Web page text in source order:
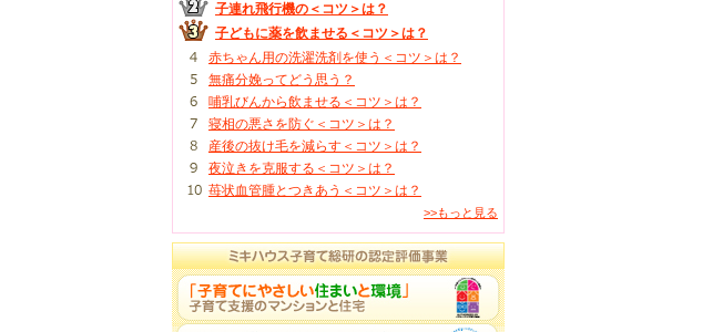
子連れ飛行機の＜コツ＞は？
子どもに薬を飲ませる＜コツ＞は？
赤ちゃん用の洗濯洗剤を使う＜コツ＞は？
無痛分娩ってどう思う？
哺乳びんから飲ませる＜コツ＞は？
寝相の悪さを防ぐ＜コツ＞は？
産後の抜け毛を減らす＜コツ＞は？
夜泣きを克服する＜コツ＞は？
苺状血管腫とつきあう＜コツ＞は？
>>もっと見る